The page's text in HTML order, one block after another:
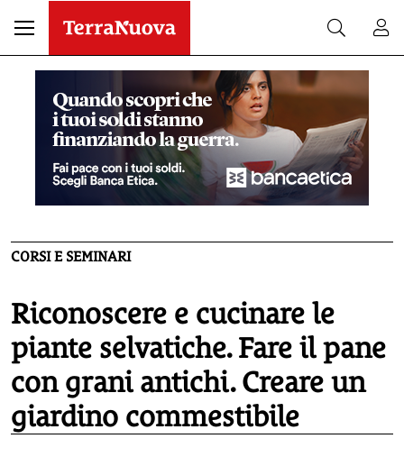
CORSI E SEMINARI
Riconoscere e cucinare le
piante selvatiche. Fare il pane
con grani antichi. Creare un
giardino commestibile